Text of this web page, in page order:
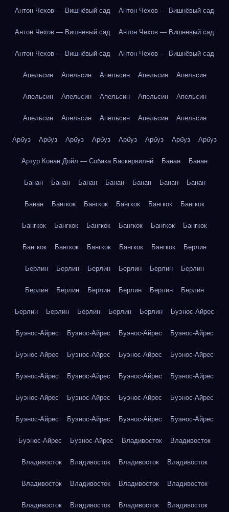
Антон Чехов — Вишнёвый сад Антон Чехов — Вишнёвый сад
Антон Чехов — Вишнёвый сад Антон Чехов — Вишнёвый сад
Антон Чехов — Вишнёвый сад Антон Чехов — Вишнёвый сад
Апельсин Апельсин Апельсин Апельсин Апельсин
Апельсин Апельсин Апельсин Апельсин Апельсин
Апельсин Апельсин Апельсин Апельсин Апельсин
Арбуз Арбуз Арбуз Арбуз Арбуз Арбуз Арбуз Арбуз
Артур Конан Дойл — Собака Баскервилей Банан Банан
Банан Банан Банан Банан Банан Банан Банан
Банан Бангкок Бангкок Бангкок Бангкок Бангкок
Бангкок Бангкок Бангкок Бангкок Бангкок Бангкок
Бангкок Бангкок Бангкок Бангкок Бангкок Берлин
Берлин Берлин Берлин Берлин Берлин Берлин
Берлин Берлин Берлин Берлин Берлин Берлин
Берлин Берлин Берлин Берлин Берлин Буэнос-Айрес
Буэнос-Айрес Буэнос-Айрес Буэнос-Айрес Буэнос-Айрес
Буэнос-Айрес Буэнос-Айрес Буэнос-Айрес Буэнос-Айрес
Буэнос-Айрес Буэнос-Айрес Буэнос-Айрес Буэнос-Айрес
Буэнос-Айрес Буэнос-Айрес Буэнос-Айрес Буэнос-Айрес
Буэнос-Айрес Буэнос-Айрес Буэнос-Айрес Буэнос-Айрес
Буэнос-Айрес Буэнос-Айрес Владивосток Владивосток
Владивосток Владивосток Владивосток Владивосток
Владивосток Владивосток Владивосток Владивосток
Владивосток Владивосток Владивосток Владивосток